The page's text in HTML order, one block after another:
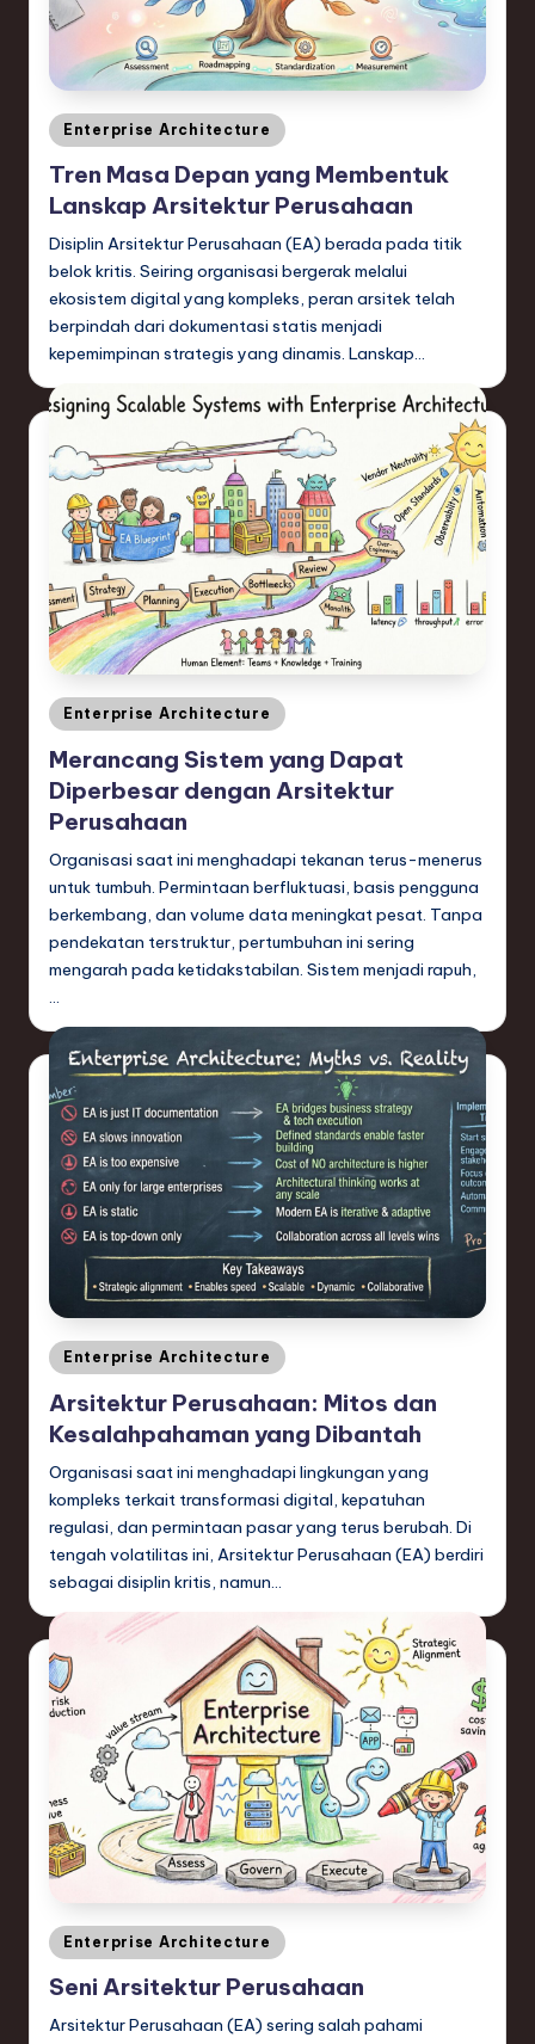
h
a
n
d
n
n
o
a
ti
o
Posted
in
Enterprise Architecture
Tren Masa Depan yang Membentuk
Lanskap Arsitektur Perusahaan
Disiplin Arsitektur Perusahaan (EA) berada pada titik
belok kritis. Seiring organisasi bergerak melalui
ekosistem digital yang kompleks, peran arsitek telah
berpindah dari dokumentasi statis menjadi
kepemimpinan strategis yang dinamis. Lanskap…
Posted
Enterprise Architecture
Merancang Sistem yang Dapat
Diperbesar dengan Arsitektur
Perusahaan
Organisasi saat ini menghadapi tekanan terus-menerus
untuk tumbuh. Permintaan berfluktuasi, basis pengguna
berkembang, dan volume data meningkat pesat. Tanpa
pendekatan terstruktur, pertumbuhan ini sering
mengarah pada ketidakstabilan. Sistem menjadi rapuh,
…
Posted
in
Enterprise Architecture
Arsitektur Perusahaan: Mitos dan
Kesalahpahaman yang Dibantah
Organisasi saat ini menghadapi lingkungan yang
kompleks terkait transformasi digital, kepatuhan
regulasi, dan permintaan pasar yang terus berubah. Di
tengah volatilitas ini, Arsitektur Perusahaan (EA) berdiri
sebagai disiplin kritis, namun…
Posted
in
Enterprise Architecture
Seni Arsitektur Perusahaan
Arsitektur Perusahaan (EA) sering salah pahami